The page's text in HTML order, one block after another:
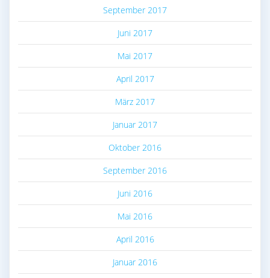
September 2017
Juni 2017
Mai 2017
April 2017
März 2017
Januar 2017
Oktober 2016
September 2016
Juni 2016
Mai 2016
April 2016
Januar 2016